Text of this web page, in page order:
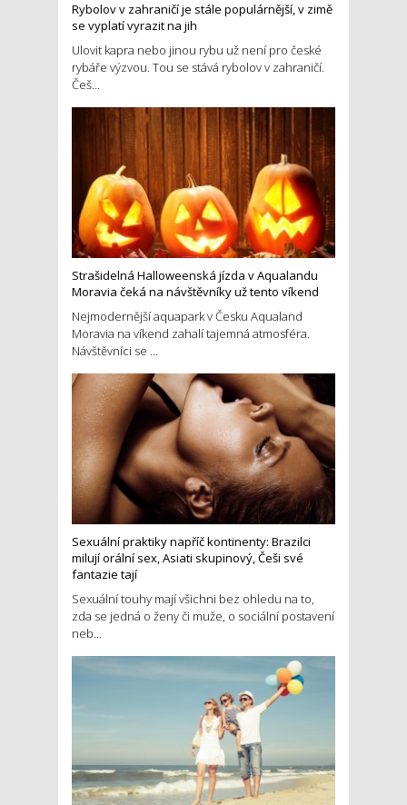
Rybolov v zahraničí je stále populárnější, v zimě
se vyplatí vyrazit na jih
Ulovit kapra nebo jinou rybu už není pro české
rybáře výzvou. Tou se stává rybolov v zahraničí.
Češ...
Strašidelná Halloweenská jízda v Aqualandu
Moravia čeká na návštěvníky už tento víkend
Nejmodernější aquapark v Česku Aqualand
Moravia na víkend zahalí tajemná atmosféra.
Návštěvníci se ...
Sexuální praktiky napříč kontinenty: Brazilci
milují orální sex, Asiati skupinový, Češi své
fantazie tají
Sexuální touhy mají všichni bez ohledu na to,
zda se jedná o ženy či muže, o sociální postavení
neb...